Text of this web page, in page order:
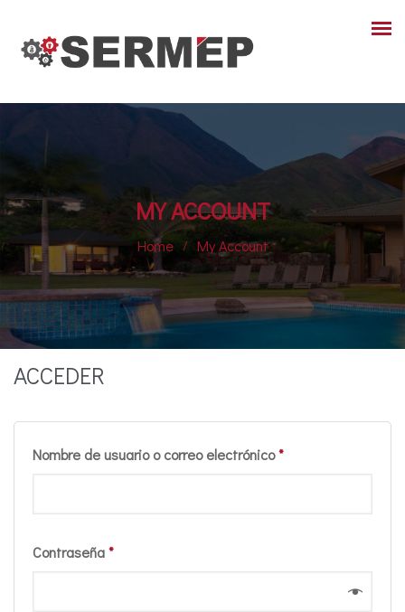
MY ACCOUNT
Home My Account
ACCEDER
Nombre de usuario o correo electrónico*
Contraseña*